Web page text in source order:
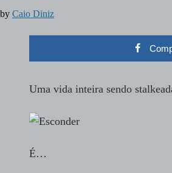
by Caio Diniz
Uma vida inteira sendo
É…